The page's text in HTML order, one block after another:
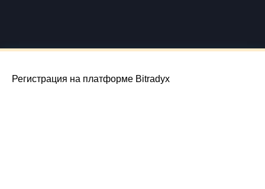
Регистрация на платформе Bitradyx